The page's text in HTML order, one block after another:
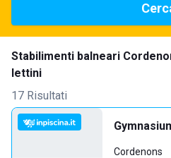
Stabilimenti balneari
lettini
17 Risultati
Cordenons